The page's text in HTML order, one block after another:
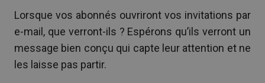
Lorsque vos abonnés ouvriront vos invitations par
e-mail, que verront-ils ? Espérons qu’ils verront un
message bien conçu qui capte leur attention et ne
les laisse pas partir.